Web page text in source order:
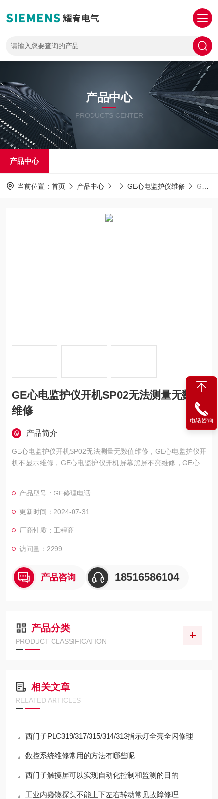
产品中心
PRODUCTS CENTER
产品中心
当前位置： 首页 产品中心 GE心电监护仪维修 GE修理电话GE心电监护仪开机SP02无法测量无数值维修
GE心电监护仪开机SP02无法测量无数值
维修
产品简介
GE心电监护仪开机SP02无法测量无数值维修，GE心电监护仪开
机不显示维修，GE心电监护仪开机屏幕黑屏不亮维修，GE心电
监护仪开机屏幕显示白屏/花屏维修，GE心电监护仪开机屏幕显
示的呼吸波行弱/呼吸信号弱维修，GE心电监护仪心电扫描基线
漂移/漂触显示屏区域维修，GE心电监护仪模块通讯异常维修，
产品型号：GE修理电话
更新时间：2024-07-31
厂商性质：工程商
访问量：2299
产品咨询 18516586104
产品分类
PRODUCT CLASSIFICATION
相关文章
RELATED ARTICLES
西门子PLC319/317/315/314/313指示灯全亮全闪修理
数控系统维修常用的方法有哪些呢
西门子触摸屏可以实现自动化控制和监测的目的
工业内窥镜探头不能上下左右转动常见故障修理
电话咨询